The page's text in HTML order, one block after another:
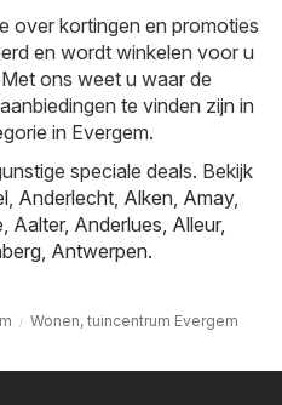
over kortingen en promoties
en wordt winkelen voor u
ons weet u waar de
te vinden zijn in
in Evergem.
speciale deals. Bekijk
Anderlecht Alken Amay,
Aalter, Anderlues Alleur,
Antwerpen.
Wonen, tuincentrum Evergem